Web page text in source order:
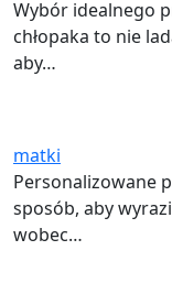
Wybór idealnego
chłopaka to nie
aby…
matki
Personalizowane
sposób, aby
wobec…